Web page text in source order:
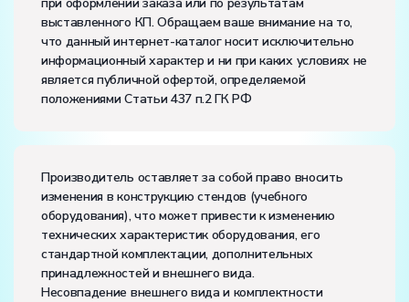
Диапазон рабочих температур, ˚С:+10…+35
Влажность, %:до 80
выставленного КП. Обращаем ваше внимание на то,
что данный интернет-каталог носит исключительно
информационный характер и ни при каких условиях не
является публичной офертой, определяемой
положениями Статьи 437 п.2 ГК РФ
Производитель оставляет за собой право вносить
изменения в конструкцию стендов (учебного
оборудования), что может привести к изменению
технических характеристик оборудования, его
стандартной комплектации, дополнительных
принадлежностей и внешнего вида.
Несовпадение внешнего вида и комплектности